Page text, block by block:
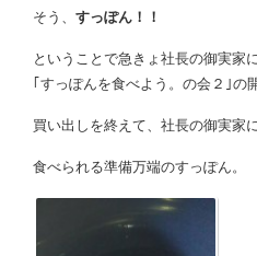
そう、 すっぽん！！
ということで急きょ社長の御実家に
｢すっぽんを食べよう。の会２｣の
買い出しを終えて、社長の御実家
食べられる準備万端のすっぽん。